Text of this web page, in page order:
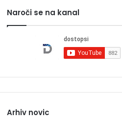
Naroči se na kanal
Arhiv novic